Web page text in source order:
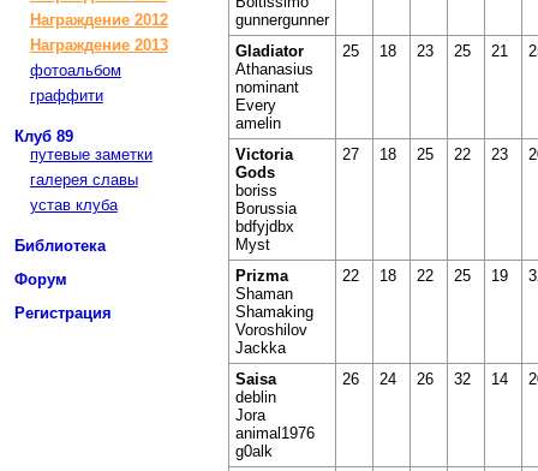
Награждение 2012
Награждение 2013
фотоальбом
граффити
Клуб 89
путевые заметки
галерея славы
устав клуба
Библиотека
Форум
Регистрация
gunnergunner
Gladiator
Athanasius
nominant
Every
amelin
25 18 23 25 21
Victoria
Gods
boriss
Borussia
bdfyjdbx
Myst
27 18 25 22 23
Prizma
Shaman
Shamaking
Voroshilov
Jackka
22 18 22 25 19
Saisa
deblin
Jora
animal1976
g0alk
26 24 26 32 14